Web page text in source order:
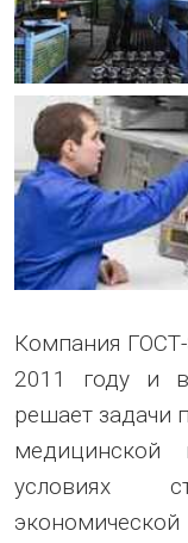
Компания
2011 году и
решает задачи
медицинской
условиях